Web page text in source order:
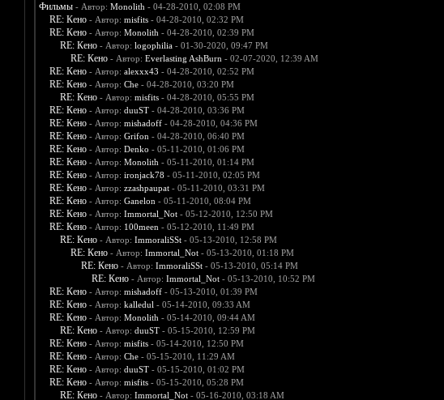
Фильмы - Автор: Monolith - 04-28-2010, 02:08 PM
RE: Кено - Автор: misfits- 04-28-2010, 02:32 PM
RE: Кено - Автор: Monolith - 04-28-2010, 02:39 PM
RE: Кено - Автор: logophilia- 01-30-2020, 09:47 PM
RE: Кено - Автор: Everlasting AshBurn - 02-07-2020, 12:39 AM
RE: Кено - Автор: alexxx43 - 04-28-2010, 02:52 PM
RE: Кено - Автор: Che- 04-28-2010, 03:20 PM
RE: Кено - Автор: misfits- 04-28-2010, 05:55 PM
RE: Кено - Автор: duuST- 04-28-2010, 03:36 PM
RE: Кено - Автор: mishadoff- 04-28-2010, 04:36 PM
RE: Кено - Автор: Grifon - 04-28-2010, 06:40 PM
RE: Кено - Автор: Denko - 05-11-2010, 01:06 PM
RE: Кено - Автор: Monolith - 05-11-2010, 01:14 PM
RE: Кено - Автор: ironjack78 - 05-11-2010, 02:05 PM
RE: Кено - Автор: zzashpaupat- 05-11-2010, 03:31 PM
RE: Кено - Автор: Ganelon - 05-11-2010, 08:04 PM
RE: Кено - Автор: Immortal_Not- 05-12-2010, 12:50 PM
RE: Кено - Автор: 100meen - 05-12-2010, 11:49 PM
RE: Кено - Автор: ImmoraliSSt- 05-13-2010, 12:58 PM
RE: Кено - Автор: Immortal_Not- 05-13-2010, 01:18 PM
RE: Кено - Автор: ImmoraliSSt- 05-13-2010, 05:14 PM
RE: Кено - Автор: Immortal_Not- 05-13-2010, 10:52 PM
RE: Кено - Автор: mishadoff- 05-13-2010, 01:39 PM
RE: Кено - Автор: kalledul - 05-14-2010, 09:33 AM
RE: Кено - Автор: Monolith - 05-14-2010, 09:44 AM
RE: Кено - Автор: duuST- 05-15-2010, 12:59 PM
RE: Кено - Автор: misfits- 05-14-2010, 12:50 PM
RE: Кено - Автор: Che- 05-15-2010, 11:29 AM
RE: Кено - Автор: duuST- 05-15-2010, 01:02 PM
RE: Кено - Автор: misfits- 05-15-2010, 05:28 PM
RE: Кено - Автор: Immortal_Not- 05-16-2010, 03:18 AM